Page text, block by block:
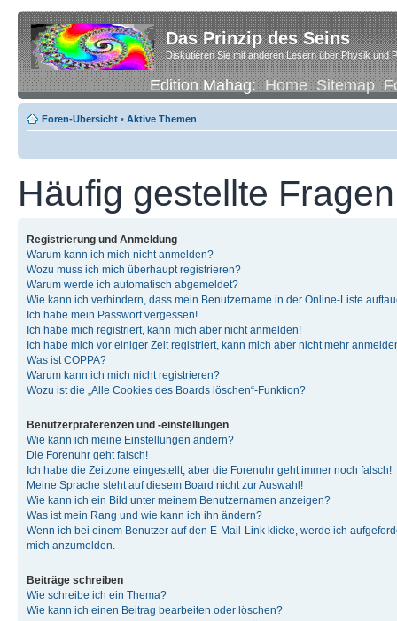
Das Prinzip des Seins
Diskutieren Sie mit anderen Lesern über Physik und
Edition Mahag:Home Sitemap
Foren-Übersicht • Aktive Themen
Häufig gestellte Fragen
Registrierung und Anmeldung
Warum kann ich mich nicht anmelden?
Wozu muss ich mich überhaupt registrieren?
Warum werde ich automatisch abgemeldet?
Wie kann ich verhindern, dass mein Benutzername in der Online-Liste
Ich habe mein Passwort vergessen!
Ich habe mich registriert, kann mich aber nicht anmelden!
Ich habe mich vor einiger Zeit registriert, kann mich aber nicht mehr
Was ist COPPA?
Warum kann ich mich nicht registrieren?
Wozu ist die „Alle Cookies des Boards löschen“-Funktion?
Benutzerpräferenzen und -einstellungen
Wie kann ich meine Einstellungen ändern?
Die Forenuhr geht falsch!
Ich habe die Zeitzone eingestellt, aber die Forenuhr geht immer noch falsch!
Meine Sprache steht auf diesem Board nicht zur Auswahl!
Wie kann ich ein Bild unter meinem Benutzernamen anzeigen?
Was ist mein Rang und wie kann ich ihn ändern?
Wenn ich bei einem Benutzer auf den E-Mail-Link klicke, werde ich
mich anzumelden.
Beiträge schreiben
Wie schreibe ich ein Thema?
Wie kann ich einen Beitrag bearbeiten oder löschen?